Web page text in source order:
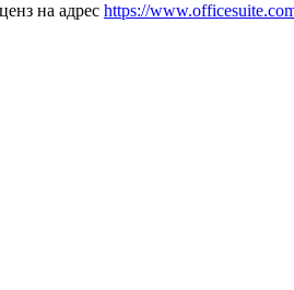
на адрес https://